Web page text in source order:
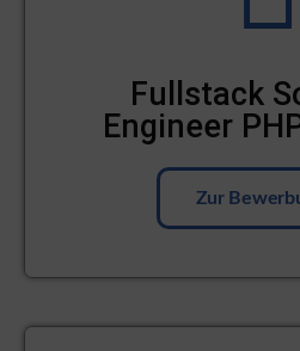
Fullstack
Engineer
Zur